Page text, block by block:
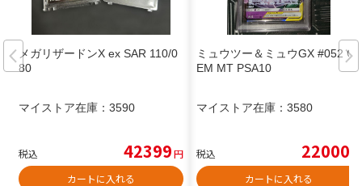
メガリザードンX ex SAR 110/0
80
マイストア在庫： 3590
税込 42399円
カートに入れる
ミュウツー＆ミュウGX #052 G
EM MT PSA10
マイストア在庫： 3580
税込 22000
カートに入れる